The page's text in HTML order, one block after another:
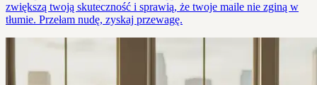
zwiększą twoją skuteczność i sprawią, że twoje maile nie zginą w
tłumie. Przełam nudę, zyskaj przewagę.